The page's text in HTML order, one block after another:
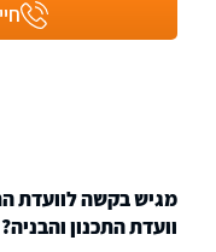
מגיש בקשה לוועדת
וועדת התכנון